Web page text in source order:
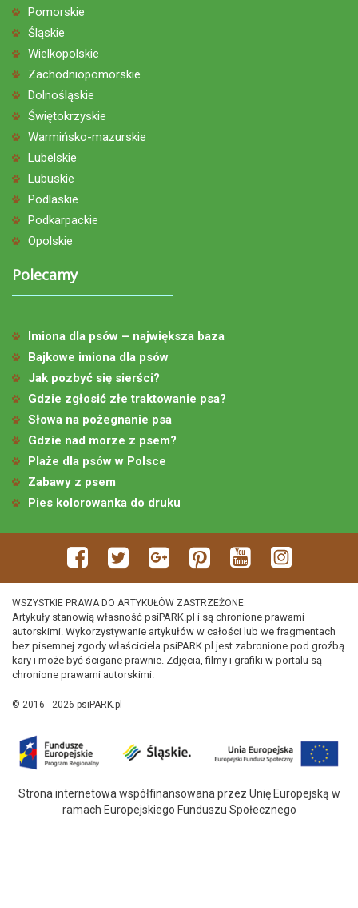
Pomorskie
Śląskie
Wielkopolskie
Zachodniopomorskie
Dolnośląskie
Świętokrzyskie
Warmińsko-mazurskie
Lubelskie
Lubuskie
Podlaskie
Podkarpackie
Opolskie
Polecamy
Imiona dla psów – największa baza
Bajkowe imiona dla psów
Jak pozbyć się sierści?
Gdzie zgłosić złe traktowanie psa?
Słowa na pożegnanie psa
Gdzie nad morze z psem?
Plaże dla psów w Polsce
Zabawy z psem
Pies kolorowanka do druku
WSZYSTKIE PRAWA DO ARTYKUŁÓW ZASTRZEŻONE.
Artykuły stanowią własność psiPARK.pl i są chronione prawami
autorskimi. Wykorzystywanie artykułów w całości lub we fragmentach
bez pisemnej zgody właściciela psiPARK.pl jest zabronione pod groźbą
kary i może być ścigane prawnie. Zdjęcia, filmy i grafiki w portalu są
chronione prawami autorskimi.
© 2016 - 2026 psiPARK.pl
Strona internetowa współfinansowana przez Unię Europejską w
ramach Europejskiego Funduszu Społecznego